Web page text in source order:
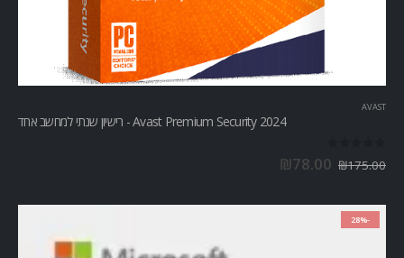
AVAST
Avast Premium Security 2024 - רישיון שנתי למחשב אחד
₪175.00
₪78.00
-28%